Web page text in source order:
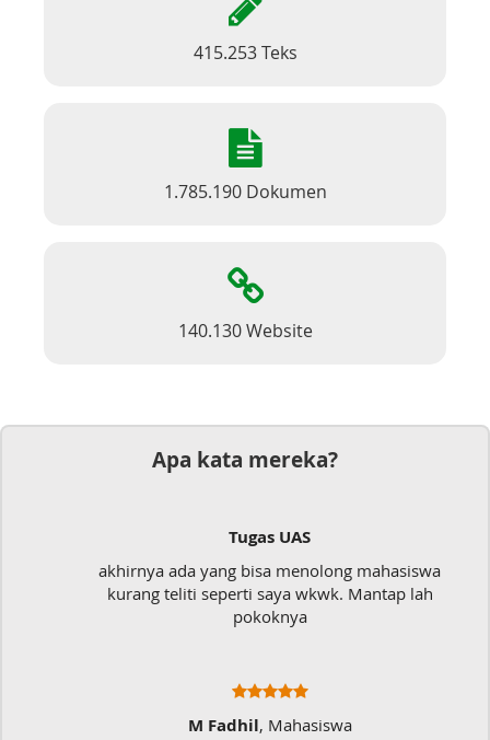
415.253 Teks
1.785.190 Dokumen
140.130 Website
Apa kata mereka?
Tugas UAS
akhirnya ada yang bisa menolong mahasiswa
kurang teliti seperti saya wkwk. Mantap lah
pokoknya
M Fadhil, Mahasiswa